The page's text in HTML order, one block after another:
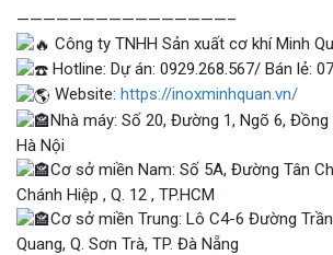
————————————————–
Công ty TNHH Sản xuất cơ khí Minh
Hotline: Dự án: 0929.268.567/ Bán lẻ:
Website: https://inoxminhquan.vn/
Nhà máy: Số 20, Đường 1, Ngõ 6,
Hà Nội
Cơ sở miền Nam: Số 5A, Đường Tân
Chánh Hiệp , Q. 12 , TP.HCM
Cơ sở miền Trung: Lô C4-6 Đường
Quang, Q. Sơn Trà, TP. Đà Nẵng